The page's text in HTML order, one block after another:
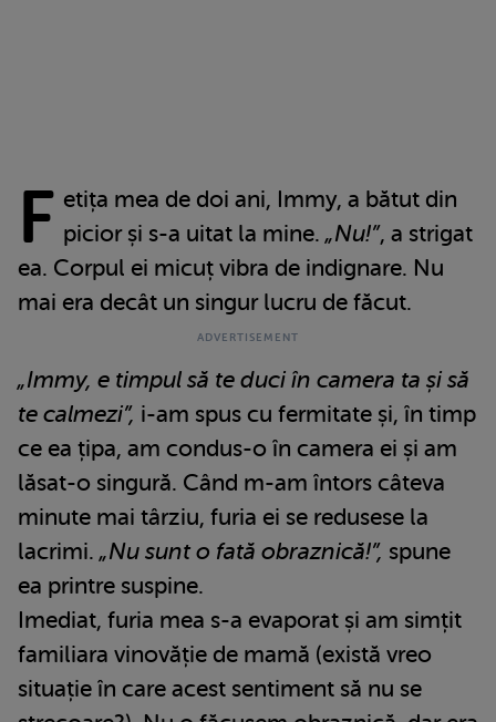
F etița mea de doi ani, Immy, a bătut din
picior și s-a uitat la mine. „Nu!”, a strigat
ea. Corpul ei micuț vibra de indignare. Nu
mai era decât un singur lucru de făcut.
„Immy, e timpul să te duci în camera ta și să
te calmezi”, i-am spus cu fermitate și, în timp
ce ea țipa, am condus-o în camera ei și am
lăsat-o singură. Când m-am întors câteva
minute mai târziu, furia ei se redusese la
lacrimi. „Nu sunt o fată obraznică!”, spune
ea printre suspine.
Imediat, furia mea s-a evaporat și am simțit
familiara vinovăție de mamă (există vreo
situație în care acest sentiment să nu se